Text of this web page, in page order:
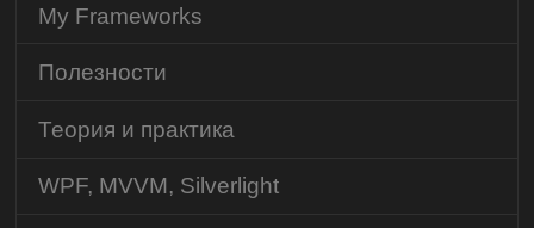
My Frameworks
Полезности
Теория и практика
WPF, MVVM, Silverlight